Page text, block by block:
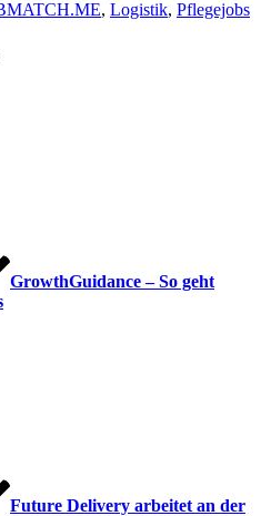
, Logistik, Pflegejobs
GrowthGuidance – So geht
Future Delivery arbeitet an der